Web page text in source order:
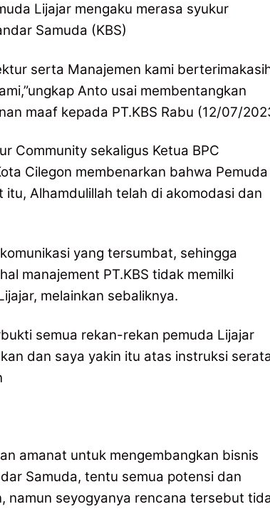
Lijajar mengaku merasa syukur
Samuda (KBS)
serta Manajemen kami
Anto usai membentangkan
maaf kepada PT.KBS Rabu (12/07/
Community sekaligus Ketua BPC
Cilegon membenarkan bahwa Pemuda
Alhamdulillah telah di akomodasi dan
yang tersumbat, sehingga
manajement PT.KBS tidak memilki
melainkan sebaliknya.
semua rekan-rekan pemuda Lijajar
dan saya yakin itu atas instruksi
amanat untuk mengembangkan bisnis
Samuda, tentu semua potensi dan
namun seyogyanya rencana tersebut